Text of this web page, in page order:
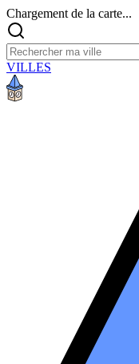
Chargement de la carte...
VILLES